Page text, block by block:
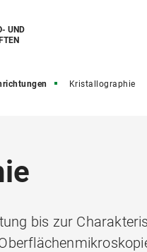
UND
Kristallographie
bis zur